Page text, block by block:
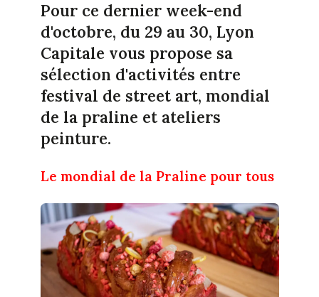
Pour ce dernier week-end
d'octobre, du 29 au 30, Lyon
Capitale vous propose sa
sélection d'activités entre
festival de street art, mondial
de la praline et ateliers
peinture.
Le mondial de la Praline pour tous